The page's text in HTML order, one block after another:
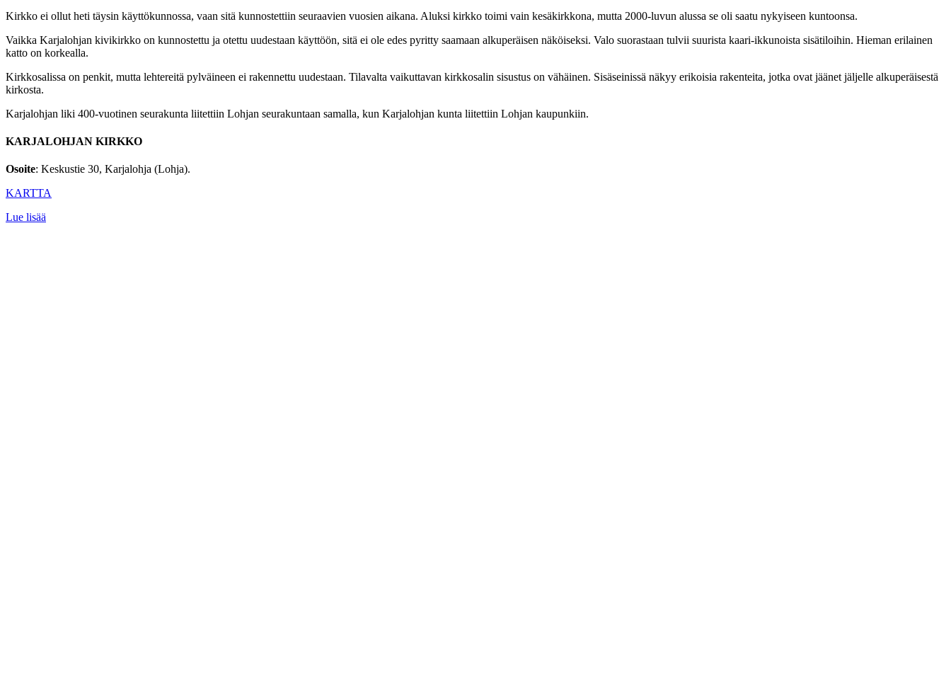
Kirkko ei ollut heti täysin käyttökunnossa, vaan sitä kunnostettiin seuraavien vuosien aikana. Aluksi kirkko toimi vain kesäkirkkona, mutta 2000-luvun alussa se oli saatu nykyiseen kuntoonsa.
Vaikka Karjalohjan kivikirkko on kunnostettu ja otettu uudestaan käyttöön, sitä ei ole edes pyritty saamaan alkuperäisen näköiseksi. Valo suorastaan tulvii suurista kaari-ikkunoista sisätiloihin. Hieman erilainen
katto on korkealla.
Kirkkosalissa on penkit, mutta lehtereitä pylväineen ei rakennettu uudestaan. Tilavalta vaikuttavan kirkkosalin sisustus on vähäinen. Sisäseinissä näkyy erikoisia rakenteita, jotka ovat jäänet jäljelle alkuperäisestä
kirkosta.
Karjalohjan liki 400-vuotinen seurakunta liitettiin Lohjan seurakuntaan samalla, kun Karjalohjan kunta liitettiin Lohjan kaupunkiin.
KARJALOHJAN KIRKKO
Osoite: Keskustie 30, Karjalohja (Lohja).
KARTTA
Lue lisää